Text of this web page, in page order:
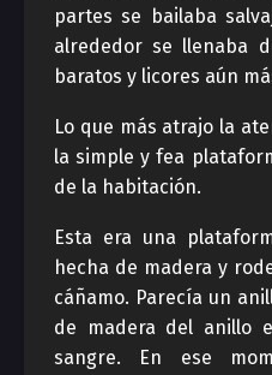
partes se bailaba
alrededor se llenaba
baratos y licores aún
Lo que más atrajo la
la simple y fea
de la habitación.
Esta era una
hecha de madera y
cáñamo. Parecía un
de madera del anillo
sangre. En ese